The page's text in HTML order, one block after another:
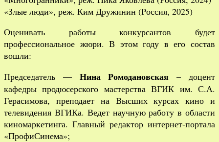
«Злые люди», реж. Ким Дружинин (Россия, 2025)
Оценивать работы конкурсантов будет
профессиональное жюри. В этом году в его состав
вошли:
Председатель — Нина Ромодановская – доцент
кафедры продюсерского мастерства ВГИК им. С.А.
Герасимова, преподает на Высших курсах кино и
телевидения ВГИКа. Ведет научную работу в области
киномаркетинга. Главный редактор интернет-портала
«ПрофиСинема»;